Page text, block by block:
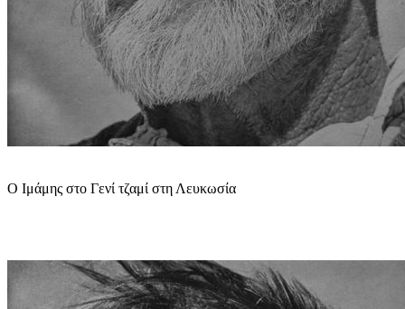
Ο Ιμάμης στο Γενί τζαμί στη Λευκωσία